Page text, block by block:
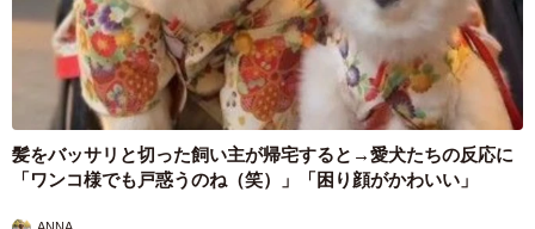
髪をバッサリと切った飼い主が帰宅すると→愛犬たちの反応に
「ワンコ様でも戸惑うのね（笑）」「困り顔がかわいい」